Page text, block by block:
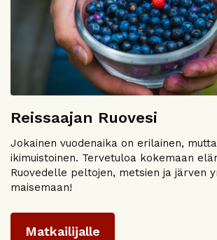
Reissaajan Ruovesi
Jokainen vuodenaika on erilainen,
ikimuistoinen. Tervetuloa kokemaan
Ruovedelle peltojen, metsien ja järven
maisemaan!
Matkailijalle